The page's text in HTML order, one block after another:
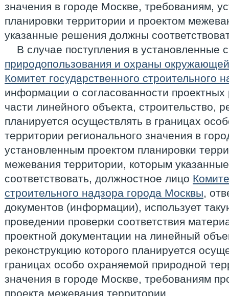
значения в городе Москве, требованиям,
планировки территории и проектом
указанные решения должны
В случае поступления в установленные
природопользования и охраны
Комитет государственного строительного
информации о согласованности
части линейного объекта, строительство,
планируется осуществлять в границах
территории регионального значения в
установленным проектом планировки
межевания территории, которым
соответствовать, должностное лицо
строительного надзора города Москвы,
документов (информации), использует
проведении проверки соответствия
проектной документации на линейный
реконструкцию которого планируется
границах особо охраняемой природной
значения в городе Москве, требованиям
проекта межевания территории.